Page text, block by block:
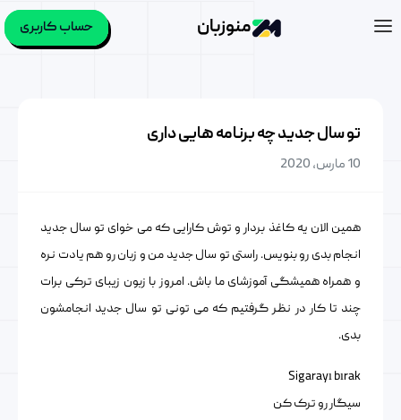
منوزبان حساب کاربری
تو سال جدید چه برنامه هایی داری
10 مارس, 2020
همین الان یه کاغذ بردار و توش کارایی که می خوای تو سال جدید
انجام بدی رو بنویس. راستی تو سال جدید من و زبان رو هم یادت نره
و همراه همیشگی آموزشای ما باش. امروز با زبون زیبای ترکی برات
چند تا کار در نظر گرفتیم که می تونی تو سال جدید انجامشون
بدی.
Sigarayı bırak
سیگار رو ترک کن